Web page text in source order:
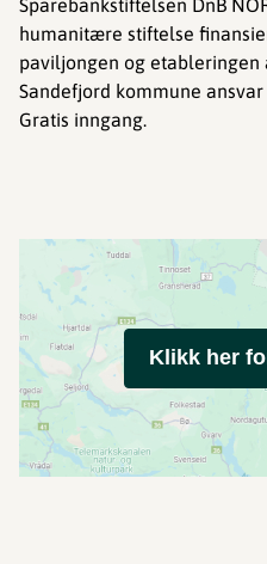
Sparebankstiftelsen DnB
humanitære stiftelse
paviljongen og etableringen
Sandefjord kommune
Gratis inngang.
Klikk her